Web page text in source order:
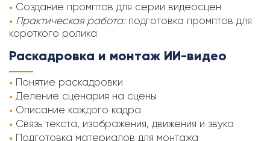
Создание промптов для серии видеосцен
Практическая работа:подготовка промптов для
короткого ролика
Раскадровка и монтаж ИИ-видео
Понятие раскадровки
Деление сценария на сцены
Описание каждого кадра
Связь текста, изображения, движения и звука
Подготовка материалов для монтажа